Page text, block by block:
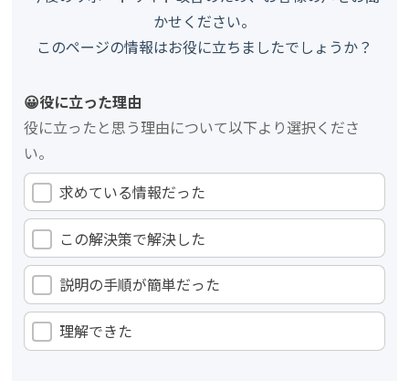
かせください。
このページの情報はお役に立ちましたでしょうか？
😀役に立った理由
役に立ったと思う理由について以下より選択くださ
い。
求めている情報だった
この解決策で解決した
説明の手順が簡単だった
理解できた